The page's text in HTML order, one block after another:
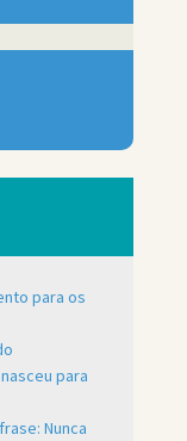
para os
para
Nunca